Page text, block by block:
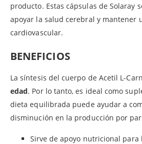
producto. Estas cápsulas de Solaray
apoyar la salud cerebral y mantener
cardiovascular.
BENEFICIOS
La síntesis del cuerpo de Acetil L-
edad. Por lo tanto, es ideal como
dieta equilibrada puede ayudar a
disminución en la producción por
Sirve de apoyo nutricional para